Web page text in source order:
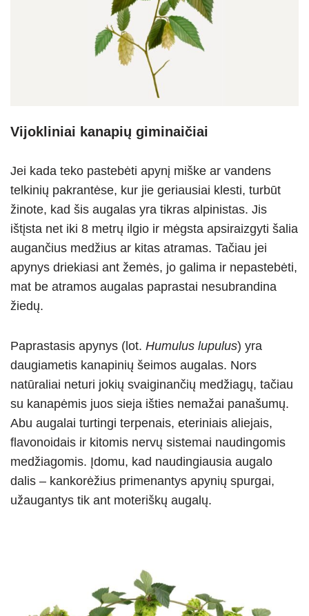
Vijokliniai kanapių giminaičiai
Jei kada teko pastebėti apynį miške ar vandens
telkinių pakrantėse, kur jie geriausiai klesti, turbūt
žinote, kad šis augalas yra tikras alpinistas. Jis
ištįsta net iki 8 metrų ilgio ir mėgsta apsiraizgyti šalia
augančius medžius ar kitas atramas. Tačiau jei
apynys driekiasi ant žemės, jo galima ir nepastebėti,
mat be atramos augalas paprastai nesubrandina
žiedų.
Paprastasis apynys (lot. Humulus lupulus) yra
daugiametis kanapinių šeimos augalas. Nors
natūraliai neturi jokių svaiginančių medžiagų, tačiau
su kanapėmis juos sieja išties nemažai panašumų.
Abu augalai turtingi terpenais, eteriniais aliejais,
flavonoidais ir kitomis nervų sistemai naudingomis
medžiagomis. Įdomu, kad naudingiausia augalo
dalis – kankorėžius primenantys apynių spurgai,
užaugantys tik ant moteriškų augalų.